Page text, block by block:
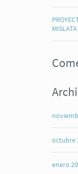
MISLATA
octubre
enero